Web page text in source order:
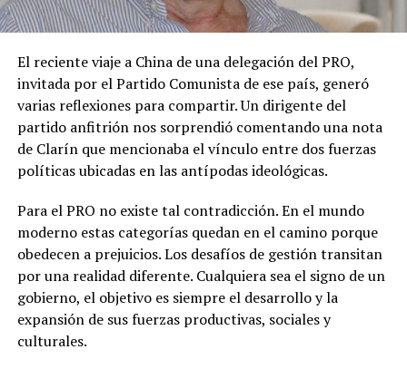
El reciente viaje a China de una delegación del PRO,
invitada por el Partido Comunista de ese país, generó
varias reflexiones para compartir. Un dirigente del
partido anfitrión nos sorprendió comentando una nota
de Clarín que mencionaba el vínculo entre dos fuerzas
políticas ubicadas en las antípodas ideológicas.
Para el PRO no existe tal contradicción. En el mundo
moderno estas categorías quedan en el camino porque
obedecen a prejuicios. Los desafíos de gestión transitan
por una realidad diferente. Cualquiera sea el signo de un
gobierno, el objetivo es siempre el desarrollo y la
expansión de sus fuerzas productivas, sociales y
culturales.